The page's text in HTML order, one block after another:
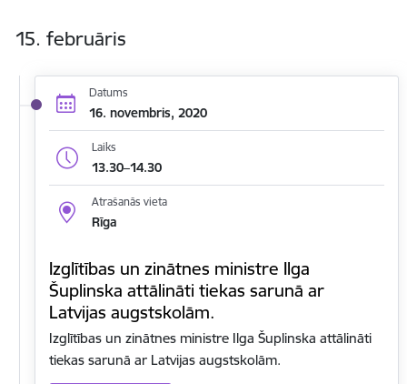
15. februāris
Datums
16. novembris, 2020
Laiks
13.30–14.30
Atrašanās vieta
Rīga
Izglītības un zinātnes ministre Ilga
Šuplinska attālināti tiekas sarunā ar
Latvijas augstskolām.
Izglītības un zinātnes ministre Ilga Šuplinska attālināti
tiekas sarunā ar Latvijas augstskolām.